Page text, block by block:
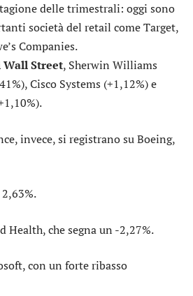
delle trimestrali: oggi sono
società del retail come Target,
Companies.
Street, Sherwin Williams
Cisco Systems (+1,12%) e
invece, si registrano suBoeing,
Health, che segna un -2,27%.
, con un forte ribasso